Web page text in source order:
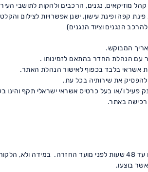
מוזיקאים, נגנים, הרכבים ולהקות לתושבי העיר
פינת קפה ופינת עישון. ישנן אפשרויות לצילום
המבוקש.
עם הנהלת החדר בהתאם לזמינותו .
אשראי בלבד בכפוף לאישור הנהלת האתר.
את שירותיה בכל עת.
פעיל ו/או בעל כרטיס אשראי ישראלי תקף
באתר.
התשלום .
בוצעו.